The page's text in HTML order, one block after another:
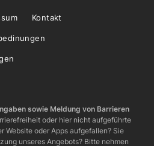
Kontakt
sowie Meldung von Barrieren
oder hier nicht aufgeführte
Website oder Apps aufgefallen? Sie
unseres Angebots? Bitte nehmen